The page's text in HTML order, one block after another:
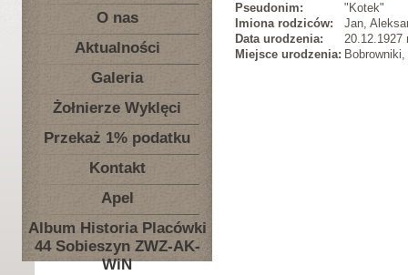
O nas
Aktualności
Galeria
Żołnierze Wyklęci
Przekaż 1% podatku
Kontakt
Apel
Album Historia Placówki
44 Sobieszyn ZWZ-AK-
WiN
Pseudonim:
"Kotek"
Imiona rodziców:
Jan,
Data urodzenia:
20.12.1927
Miejsce urodzenia: